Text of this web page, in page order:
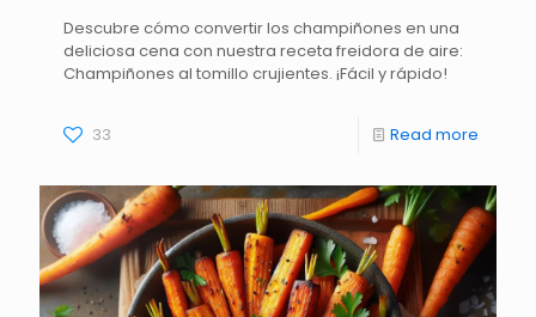
Descubre cómo convertir los champiñones en una
deliciosa cena con nuestra receta freidora de aire:
Champiñones al tomillo crujientes. ¡Fácil y rápido!
33 Read more